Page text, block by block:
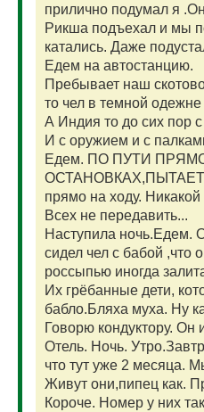
прилично подумал я
Рикша подъехал и мы
катались. Даже
Едем на автостанцию.
Пребывает наш
то чел в темной
А Индия то до сих пор
И с оружием и с
Едем. ПО ПУТИ
прямо на ходу.
Всех не передавить...
Наступила ночь.Едем.
сидел чел с бабой ,что
россыпью иногда
Их грёбанные дети,
бабло.Бляха муха. Ну
Говорю кондуктору.
Отель. Ночь.
что тут уже 2 месяца.
Живут они,пипец как.
Короче. Номер у них